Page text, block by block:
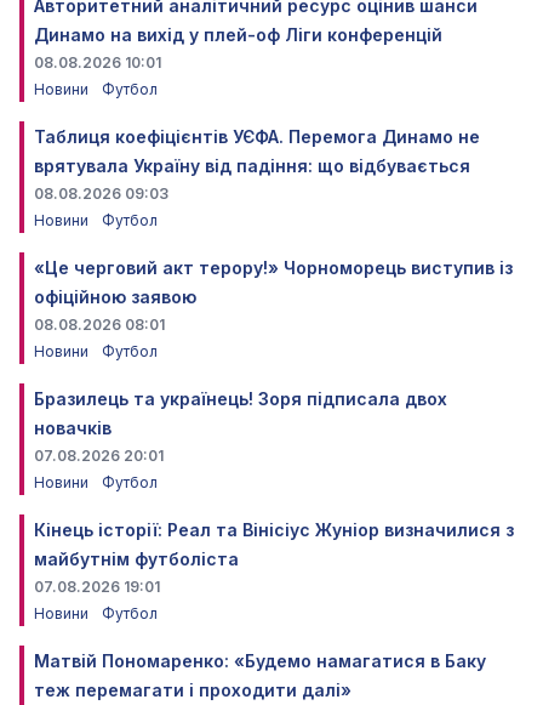
Авторитетний аналітичний ресурс оцінив шанси
Динамо на вихід у плей-оф Ліги конференцій
08.08.2026 10:01
Новини
Футбол
Таблиця коефіцієнтів УЄФА. Перемога Динамо не
врятувала Україну від падіння: що відбувається
08.08.2026 09:03
Новини
Футбол
«Це черговий акт терору!» Чорноморець виступив із
офіційною заявою
08.08.2026 08:01
Новини
Футбол
Бразилець та українець! Зоря підписала двох
новачків
07.08.2026 20:01
Новини
Футбол
Кінець історії: Реал та Вінісіус Жуніор визначилися з
майбутнім футболіста
07.08.2026 19:01
Новини
Футбол
Матвій Пономаренко: «Будемо намагатися в Баку
теж перемагати і проходити далі»